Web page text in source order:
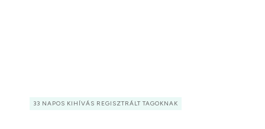
33 NAPOS KIHÍVÁS REGISZTRÁLT TAGOKNAK